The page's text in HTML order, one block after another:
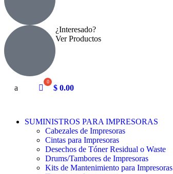
¿Interesado?
Ver Productos
a $ 0.00
SUMINISTROS PARA IMPRESORAS
Cabezales de Impresoras
Cintas para Impresoras
Desechos de Tóner Residual o Waste
Drums/Tambores de Impresoras
Kits de Mantenimiento para Impresoras